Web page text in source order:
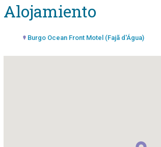
Alojamiento
Burgo Ocean Front Motel (Fajã d'Água)